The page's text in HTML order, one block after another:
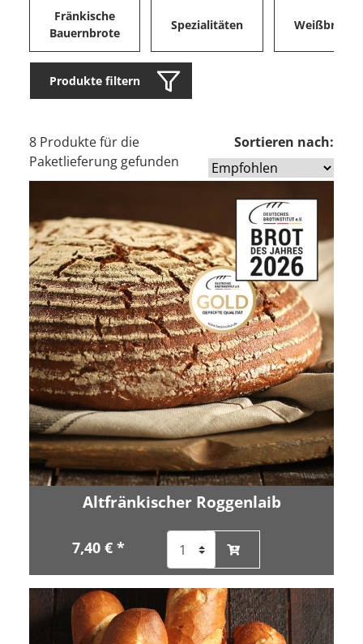
Fränkische
Bauernbrote
Spezialitäten Weißbrote
Produkte filtern
8 Produkte für die
Paketlieferung gefunden
Sortieren nach:
Altfränkischer Roggenlaib
7,40 € *